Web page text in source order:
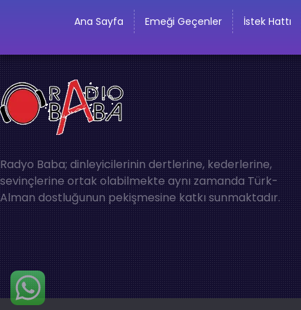
Ana Sayfa Emeği Geçenler İstek Hattı
Radyo Baba; dinleyicilerinin dertlerine, kederlerine,
sevinçlerine ortak olabilmekte aynı zamanda Türk-
Alman dostluğunun pekişmesine katkı sunmaktadır.